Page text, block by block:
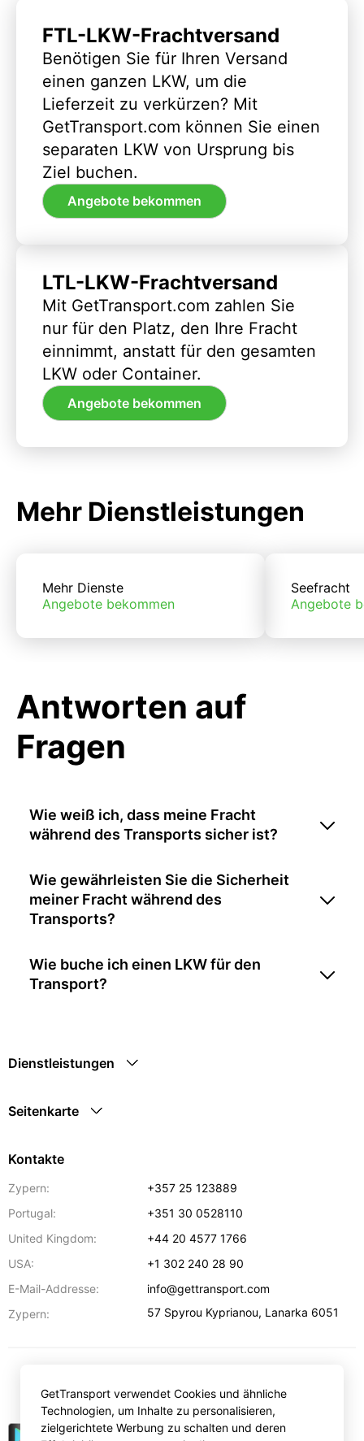
FTL-LKW-Frachtversand
Benötigen Sie für Ihren Versand
einen ganzen LKW, um die
Lieferzeit zu verkürzen? Mit
GetTransport.com können Sie einen
separaten LKW von Ursprung bis
Ziel buchen.
Angebote bekommen
LTL-LKW-Frachtversand
Mit GetTransport.com zahlen Sie
nur für den Platz, den Ihre Fracht
einnimmt, anstatt für den gesamten
LKW oder Container.
Angebote bekommen
Mehr Dienstleistungen
Mehr Dienste
Angebote bekommen
Seefracht
Angebote
Antworten auf
Fragen
Wie weiß ich, dass meine Fracht
während des Transports sicher ist?
Wie gewährleisten Sie die Sicherheit
meiner Fracht während des
Transports?
Wie buche ich einen LKW für den
Transport?
Dienstleistungen
Seitenkarte
Kontakte
Zypern:
+357 25 123889
Portugal:
+351 30 0528110
United Kingdom:
+44 20 4577 1766
USA:
+1 302 240 28 90
E-Mail-Addresse:
info@gettransport.com
Zypern:
57 Spyrou Kyprianou, Lanarka 6051
EUR
GetTransport verwendet Cookies und ähnliche
Technologien, um Inhalte zu personalisieren,
zielgerichtete Werbung zu schalten und deren